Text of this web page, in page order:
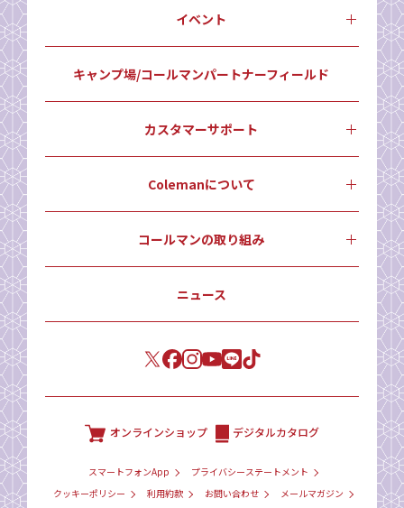
イベント
キャンプ場/コールマンパートナーフィールド
カスタマーサポート
Colemanについて
コールマンの取り組み
ニュース
オンラインショップ デジタルカタログ
スマートフォンApp
プライバシーステートメント
クッキーポリシー
利用約款 お問い合わせ メールマガジン